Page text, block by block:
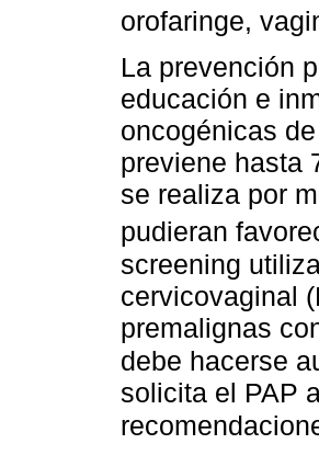
orofaringe,
La prevención
educación e
oncogénicas
previene hasta
se realiza por
pudieran
screening
cervicovaginal
premalignas
debe hacerse
solicita el PAP